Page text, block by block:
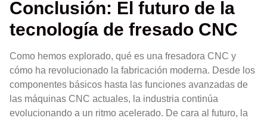
Conclusión: El futuro de la
tecnología de fresado CNC
Como hemos explorado, qué es una fresadora CNC y
cómo ha revolucionado la fabricación moderna. Desde los
componentes básicos hasta las funciones avanzadas de
las máquinas CNC actuales, la industria continúa
evolucionando a un ritmo acelerado. De cara al futuro, la